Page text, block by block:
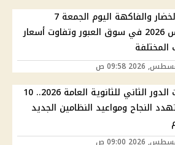
أسعار الخضار والفاكهة اليوم الجمعة 7
أغسطس 2026 في سوق العبور وتفاوت أسعار
المختلفة
امتحانات الدور الثاني للثانوية العامة 2026.. 10
النجاح ومواعيد النظامين الجديد